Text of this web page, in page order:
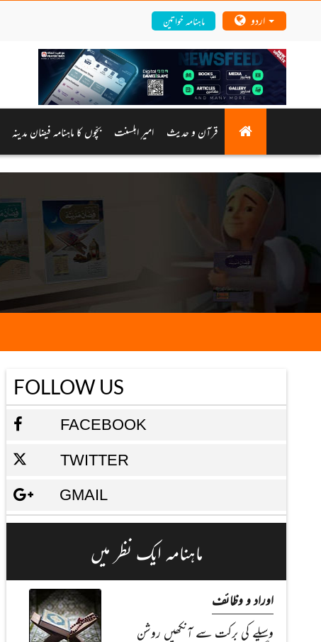
ماہنامہ خواتین
قرآن و حدیث امیرِ اہلسنت بچّوں کا ماہنامہ فیضان مدینہ
FOLLOW US
FACEBOOK
TWITTER
GMAIL
ماہنامہ ایک نظر میں
اوراد و وظائف
وسیلے کی برکت سے آنکھیں روشن